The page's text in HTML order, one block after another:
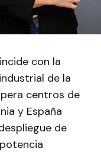
con la
de la
centros de
y España
de